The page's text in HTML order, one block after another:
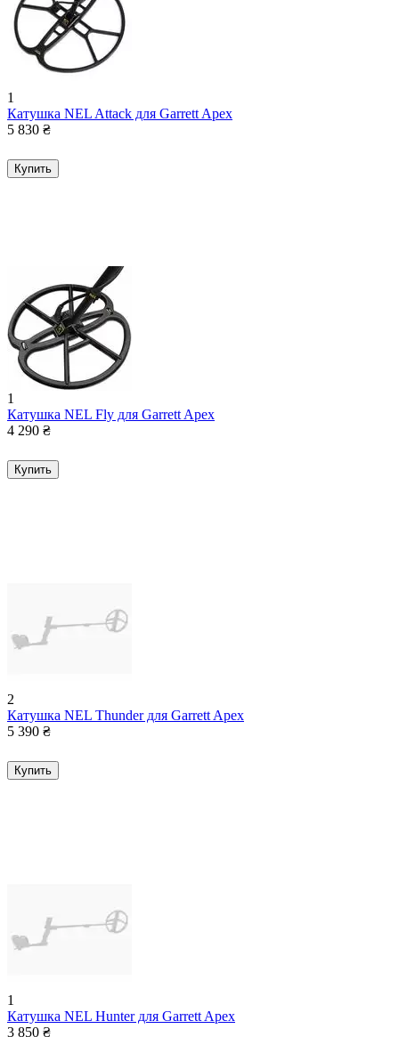
1
Катушка NEL Attack для Garrett Apex
5 830 ₴
Купить
1
Катушка NEL Fly для Garrett Apex
4 290 ₴
Купить
2
Катушка NEL Thunder для Garrett Apex
5 390 ₴
Купить
1
Катушка NEL Hunter для Garrett Apex
3 850 ₴